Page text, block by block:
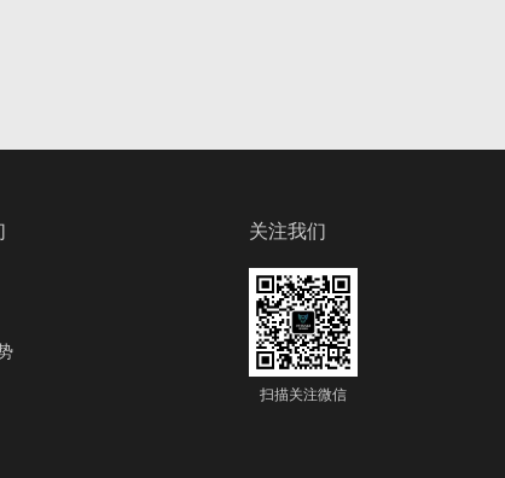
关注我们
扫描关注微信